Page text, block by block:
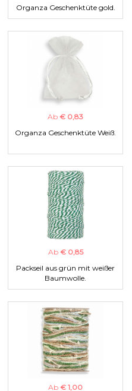
Organza Geschenktüte gold.
Ab € 0,83
Organza Geschenktüte Weiß.
Ab € 0,85
Packseil aus grün mit weißer
Baumwolle.
Ab € 1,00